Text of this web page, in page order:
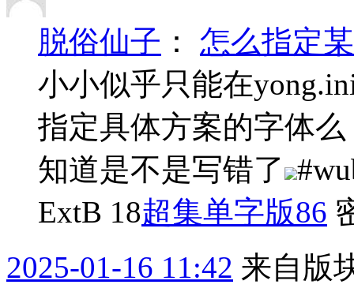
脱俗仙子 ： 怎么指定
小小似乎只能在
指定具体方案的字体
知道是不是写错了
ExtB 18超集单字版86
2025-01-16 11:42 来自版